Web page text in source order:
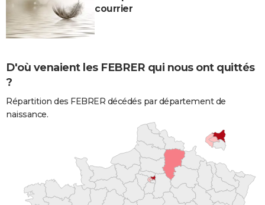
courrier
D'où venaient les FEBRER qui nous ont quittés
?
Répartition des FEBRER décédés par département de
naissance.